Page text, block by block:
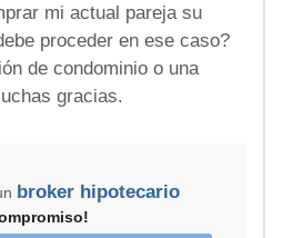
mi actual pareja su
proceder en ese caso?
de condominio o una
gracias.
broker hipotecario